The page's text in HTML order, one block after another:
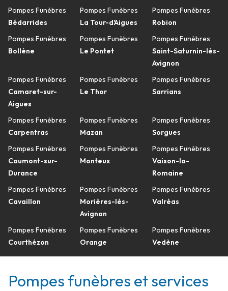
Pompes Funèbres
Bédarrides
Pompes Funèbres
Bollène
Pompes Funèbres
Camaret-sur-
Aigues
Pompes Funèbres
Carpentras
Pompes Funèbres
Caumont-sur-
Durance
Pompes Funèbres
Cavaillon
Pompes Funèbres
Courthézon
Pompes Funèbres
La Tour-d'Aigues
Pompes Funèbres
Le Pontet
Pompes Funèbres
Le Thor
Pompes Funèbres
Mazan
Pompes Funèbres
Monteux
Pompes Funèbres
Morières-lès-
Avignon
Pompes Funèbres
Orange
Pompes Funèbres
Robion
Pompes Funèbres
Saint-Saturnin-lès-
Avignon
Pompes Funèbres
Sarrians
Pompes Funèbres
Sorgues
Pompes Funèbres
Vaison-la-
Romaine
Pompes Funèbres
Valréas
Pompes Funèbres
Vedène
Pompes funèbres et services